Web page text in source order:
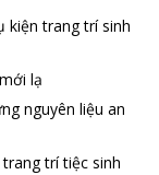
kiện trang trí sinh
lạ
nguyên liệu an
trí tiệc sinh